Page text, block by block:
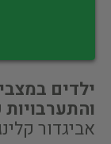
ילדים
והתערבויות
אביגדור